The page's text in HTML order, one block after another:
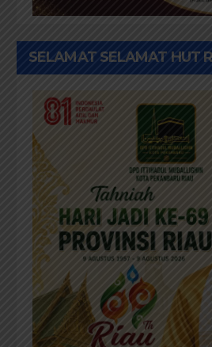
SELAMAT SELAMAT HUT